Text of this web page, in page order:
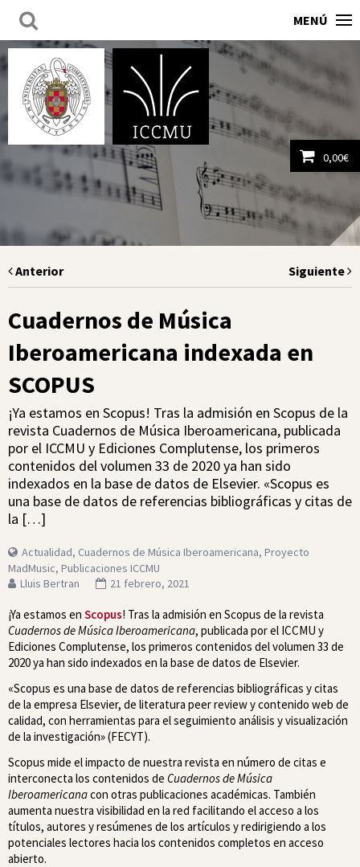
MENÚ
0,00€
Ver carrito
Anterior Siguiente
Cuadernos de Música
Iberoamericana indexada en
SCOPUS
¡Ya estamos en Scopus! Tras la admisión en Scopus de la
revista Cuadernos de Música Iberoamericana, publicada
por el ICCMU y Ediciones Complutense, los primeros
contenidos del volumen 33 de 2020 ya han sido
indexados en la base de datos de Elsevier. «Scopus es
una base de datos de referencias bibliográficas y citas de
la […]
Actualidad, Cuadernos de Música Iberoamericana, Proyecto
MadMusic, Publicaciones ICCMU
Lluis Bertran
21 febrero, 2021
¡Ya estamos en Scopus! Tras la admisión en Scopus de la revista
Cuadernos de Música Iberoamericana, publicada por el ICCMU y
Ediciones Complutense, los primeros contenidos del volumen 33 de
2020 ya han sido indexados en la base de datos de Elsevier.
«Scopus es una base de datos de referencias bibliográficas y citas
de la empresa Elsevier, de literatura peer review y contenido web de
calidad, con herramientas para el seguimiento análisis y visualización
de la investigación» (FECYT).
Scopus mide el impacto de nuestra revista en número de citas e
interconecta los contenidos de Cuadernos de Música
Iberoamericanacon otras publicaciones académicas. También
aumenta nuestra visibilidad en la red facilitando el acceso a los
títulos, autores y resúmenes de los artículos y redirigiendo a los
potenciales lectores hacia los contenidos completos en acceso
abierto.